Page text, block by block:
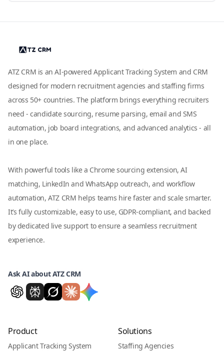
ATZ CRM is an AI-powered Applicant Tracking System and CRM
designed for modern recruitment agencies and staffing firms
across 50+ countries. The platform brings everything recruiters
need - candidate sourcing, resume parsing, email and SMS
automation, job board integrations, and advanced analytics - all
in one place.
With powerful tools like a Chrome sourcing extension, AI
matching, LinkedIn and WhatsApp outreach, and workflow
automation, ATZ CRM helps teams hire faster and scale smarter.
It’s fully customizable, easy to use, GDPR-compliant, and backed
by dedicated live support to ensure a seamless recruitment
experience.
Ask AI about ATZ CRM
Product
Applicant Tracking System
Solutions
Staffing Agencies